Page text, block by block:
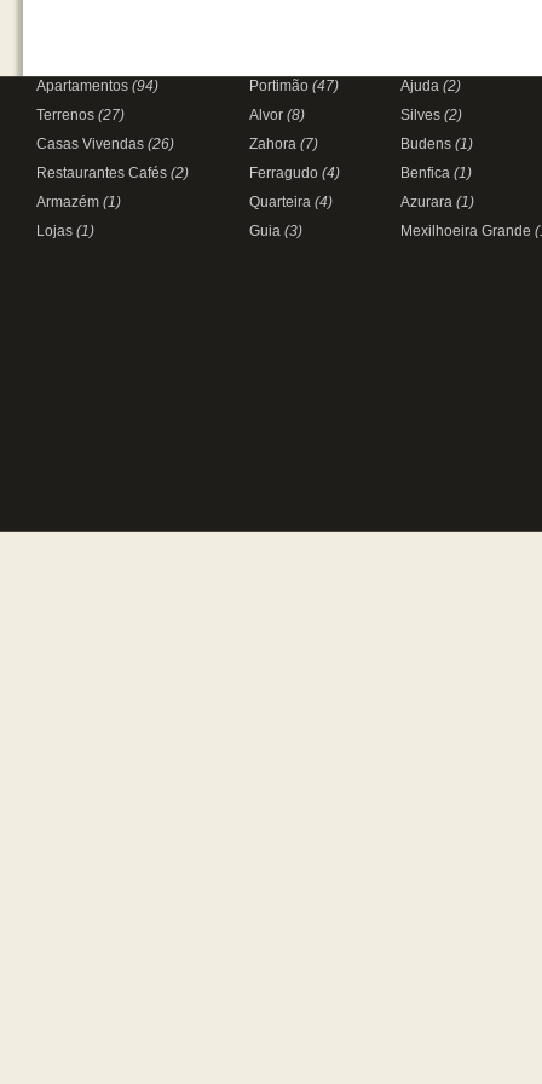
Apartamentos (94)
Terrenos (27)
Casas Vivendas (26)
Restaurantes Cafés (2)
Armazém (1)
Lojas (1)
Portimão (47)
Alvor (8)
Zahora (7)
Ferragudo (4)
Quarteira (4)
Guia (3)
Ajuda (2)
Silves (2)
Budens (1)
Benfica (1)
Azurara (1)
Mexilhoeira Grande